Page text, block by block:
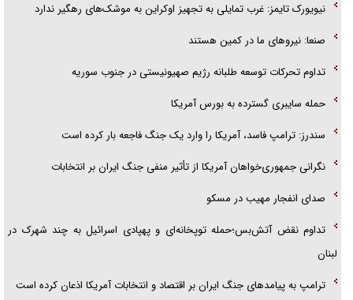
نیویورک تایمز: غرب تمایلی به تجهیز اوکراین به موشک‌های رهگیر ندارد
صنعا: نیروهای ما در کمین‌ هستند
تداوم تحرکات توسعه طلبانه رژیم صهیونیستی در جنوب سوریه
حمله سایبری گسترده به بورس آمریکا
سندرز: ترامپ فاسد، آمریکا را وارد یک جنگ فاجعه بار کرده است
نگرانی جمهوری‌خواهان آمریکا از تأثیر منفی جنگ ایران بر انتخابات
صدای انفجار مهیب در مسکو
تداوم نقض آتش‌بس؛حمله توپخانه‌ای و پهپادی اسرائیل به چند شهرک در
لبنان
ترامپ به پیامدهای جنگ ایران بر اقتصاد و انتخابات آمریکا اذعان کرده است